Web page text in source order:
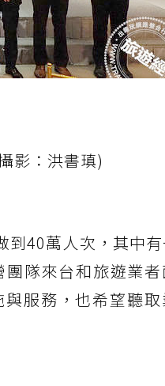
影：洪書瑱)
到40萬人次，其中
隊來台和旅遊業
服務，也希望聽